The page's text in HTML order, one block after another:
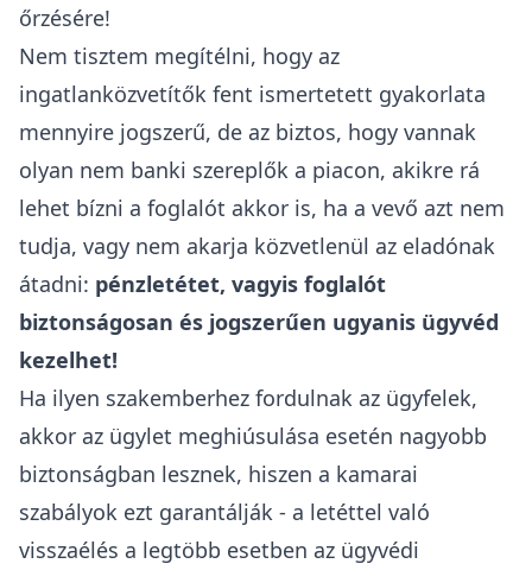
kifejezetten
és csak az MNB engedélyével rendelkező
pénzügyi intézmény végezheti. Ahogy fent
már hivatkoztam, a Lakástörvény, az
ingatlanközvetítők vonatkozásában nem rendeli
másként, tehát ők ezt a pénzügyi szolgáltatást
nem nyújthatják - legalábbis ellenérték fejében,
rendszeresen semmiképpen.
Kérdés persze, hogy ha az ingatlanközvetítő a
vételár egy bizonyos %-ában meghatározott
jutalékért végzi a tevékenységét, aminek az
összegén a letétkezelés nem változtat, akkor
lehet-e ingyenes, szívességi szolgáltatásnak
tekinteni, hogy átveszi az eladónak járó foglalót?
Sokingatlanos franchisenyilván emellett érvel.